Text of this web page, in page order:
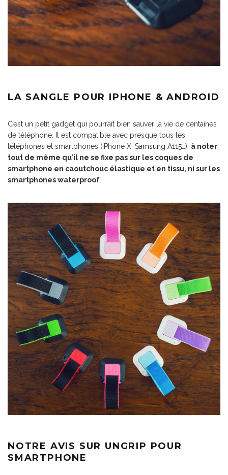
LA SANGLE POUR IPHONE & ANDROID
C’est un petit gadget qui pourrait bien sauver la vie de centaines
de téléphone. Il est compatible avec presque tous les
téléphones et smartphones (iPhone X, Samsung A115 …), à noter
tout de même qu’il ne se fixe pas sur les coques de
smartphone en caoutchouc élastique et en tissu, ni sur les
smartphones waterproof
NOTRE AVIS SUR UNGRIP POUR
SMARTPHONE